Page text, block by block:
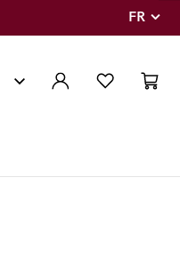
Langue
FR
COMPTE LISTE
PANIER